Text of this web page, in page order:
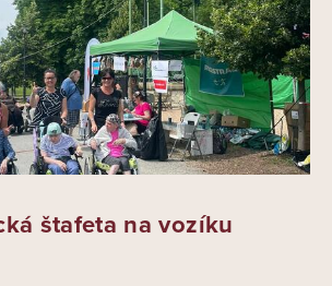
štafeta na vozíku